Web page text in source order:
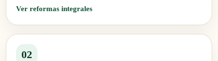
Ver reformas integrales
02